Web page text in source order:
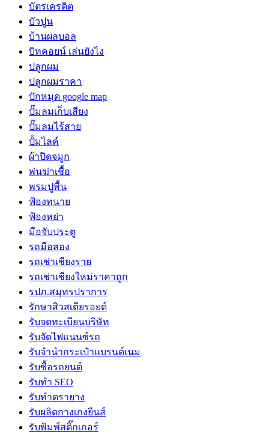
บัตรเครดิต
บัวปูน
บ้านผลบอล
บิทคอยน์ เล่นยังไง
ปลูกผม
ปลูกผมราคา
ปักหมุด google map
ปั๊มลมเก็บเสียง
ปั๊มลมไร้สาย
ปั้มไลค์
ผ้าปิดจมูก
พ่นฆ่าเชื้อ
พรมปูพื้น
ฟ้องทนาย
ฟ้องหย่า
มือจับประตู
รถมือสอง
รถเช่าเชียงราย
รถเช่าเชียงใหม่ราคาถูก
รปภ.สมุทรปราการ
รักษาสิวสเตียรอยด์
รับจดทะเบียนบริษัท
รับจัดไฟแนนซ์รถ
รับจำนำกระเป๋าแบรนด์เนม
รับซื้อรถยนต์
รับทำ SEO
รับทำตรายาง
รับผลิตกางเกงยีนส์
รับพิมพ์สติ๊กเกอร์